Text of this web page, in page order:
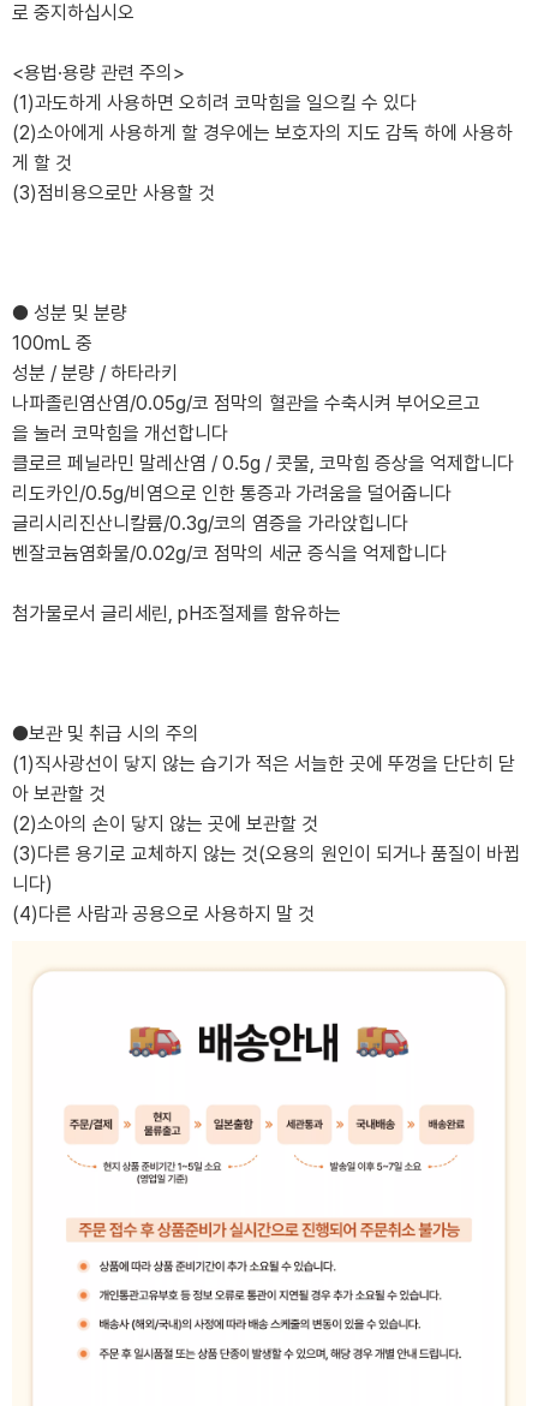
로 중지하십시오
<용법·용량 관련 주의>
(1)과도하게 사용하면 오히려 코막힘을 일으킬 수 있다
(2)소아에게 사용하게 할 경우에는 보호자의 지도 감독 하에 사용하
게 할 것
(3)점비용으로만 사용할 것
● 성분 및 분량
100mL 중
성분 / 분량 / 하타라키
나파졸린염산염/0.05g/코 점막의 혈관을 수축시켜 부어오르고
을 눌러 코막힘을 개선합니다
클로르 페닐라민 말레산염 / 0.5g / 콧물, 코막힘 증상을 억제합니다
리도카인/0.5g/비염으로 인한 통증과 가려움을 덜어줍니다
글리시리진산니칼륨/0.3g/코의 염증을 가라앉힙니다
벤잘코늄염화물/0.02g/코 점막의 세균 증식을 억제합니다
첨가물로서 글리세린, pH조절제를 함유하는
●보관 및 취급 시의 주의
(1)직사광선이 닿지 않는 습기가 적은 서늘한 곳에 뚜껑을 단단히 닫
아 보관할 것
(2)소아의 손이 닿지 않는 곳에 보관할 것
(3)다른 용기로 교체하지 않는 것(오용의 원인이 되거나 품질이 바뀝
니다)
(4)다른 사람과 공용으로 사용하지 말 것